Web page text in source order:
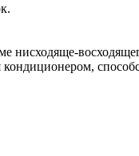
кондиционером,